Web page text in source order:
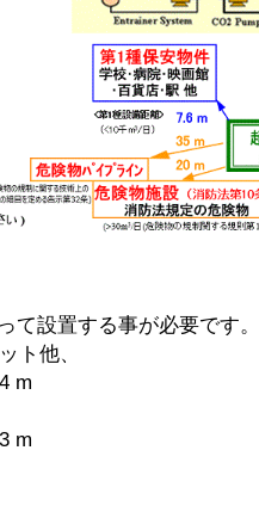
設置する事が必要です。
ト他、
m
m